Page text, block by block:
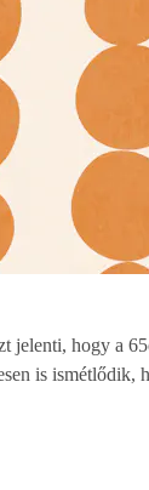
jelenti, hogy a
is ismétlődik,